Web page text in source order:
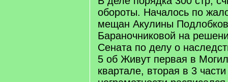
обороты. Началось по
мещан Акулины
Бараночниковой на
Сената по делу о
5 об Живут первая в
квартале, вторая в 3